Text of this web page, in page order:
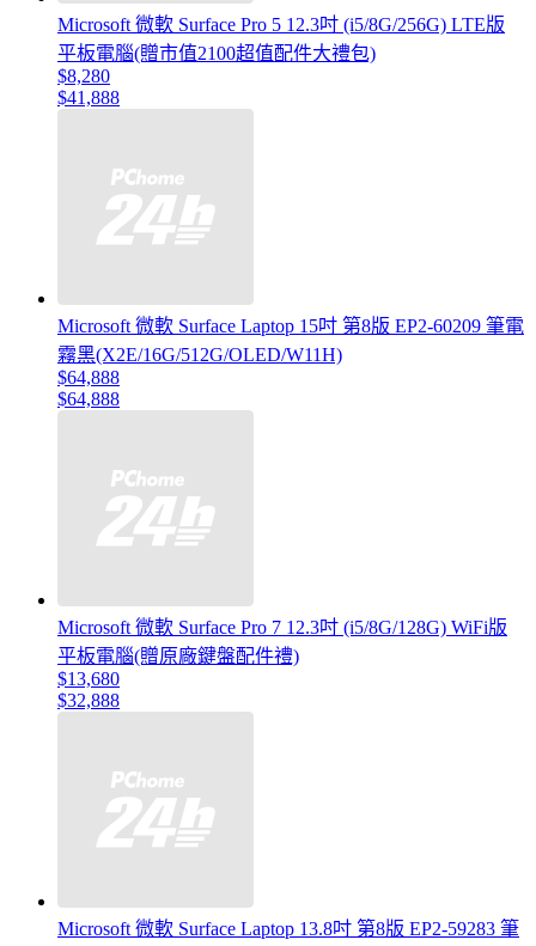
Microsoft 微軟 Surface Pro 5 12.3吋 (i5/8G/256G) LTE版
平板電腦(贈市值2100超值配件大禮包)
$8,280
$41,888
Microsoft 微軟 Surface Laptop 15吋 第8版 EP2-60209 筆電
霧黑(X2E/16G/512G/OLED/W11H)
$64,888
$64,888
Microsoft 微軟 Surface Pro 7 12.3吋 (i5/8G/128G) WiFi版
平板電腦(贈原廠鍵盤配件禮)
$13,680
$32,888
Microsoft 微軟 Surface Laptop 13.8吋 第8版 EP2-59283 筆